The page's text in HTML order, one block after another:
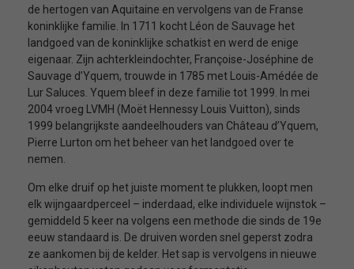
de hertogen van Aquitaine en vervolgens van de Franse
koninklijke familie. In 1711 kocht Léon de Sauvage het
landgoed van de koninklijke schatkist en werd de enige
eigenaar. Zijn achterkleindochter, Françoise-Joséphine de
Sauvage d’Yquem, trouwde in 1785 met Louis-Amédée de
Lur Saluces. Yquem bleef in deze familie tot 1999. In mei
2004 vroeg LVMH (Moët Hennessy Louis Vuitton), sinds
1999 belangrijkste aandeelhouders van Château d’Yquem,
Pierre Lurton om het beheer van het landgoed over te
nemen.
Om elke druif op het juiste moment te plukken, loopt men
elk wijngaardperceel – inderdaad, elke individuele wijnstok –
gemiddeld 5 keer na volgens een methode die sinds de 19e
eeuw standaard is. De druiven worden snel geperst zodra
ze aankomen bij de kelder. Het sap is vervolgens in nieuwe